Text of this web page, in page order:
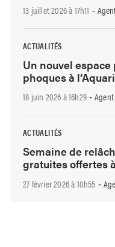
13 juillet 2026 à 17h11 -
ACTUALITÉS
Un nouvel
phoques à
18 juin 2026 à 16h29 -
ACTUALITÉS
Semaine de
gratuites offertes
27 février 2026 à 10h55 -